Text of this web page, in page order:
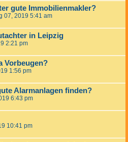
gute Immobilienmakler?
07, 2019 5:41 am
in Leipzig
2:21 pm
Vorbeugen?
1:56 pm
Alarmanlagen finden?
6:43 pm
10:41 pm